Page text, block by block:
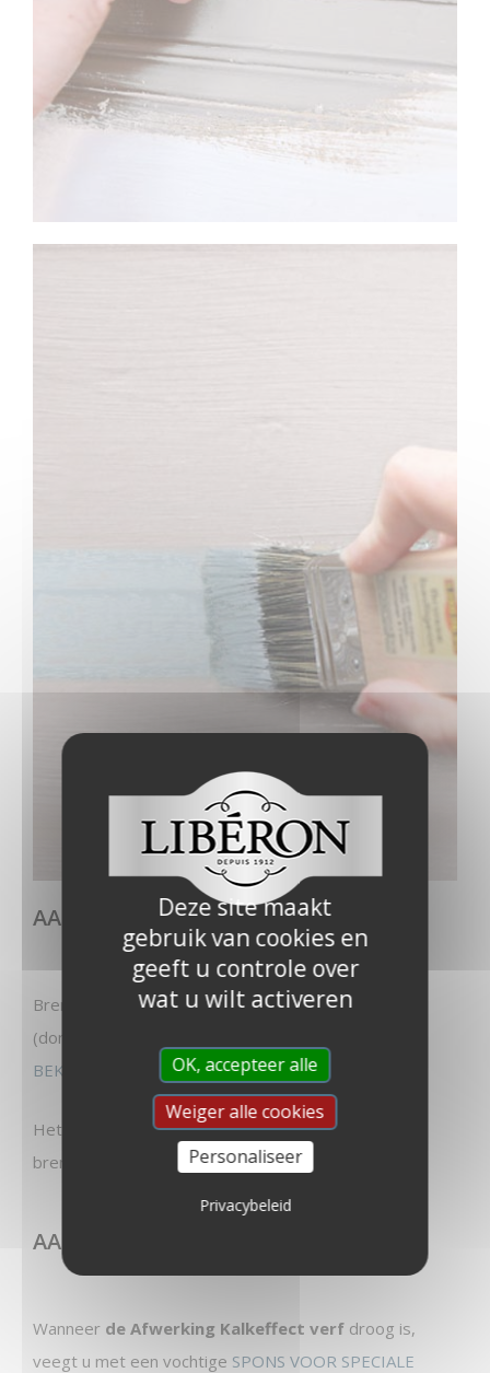
AANBRENGEN – Stap 2
Breng op het geverfde deel Afwerking Kalkeffect
(dominante kleur) aan met een
BEKLEDING
Het is niet nodig er een te dikke laag van aan te
brengen.
AANBRENGEN – Stap 3
Wanneer de Afwerking Kalkeffect verf droog is,
veegt u met een vochtige SPONS VOOR SPECIALE
Deze site maakt
gebruik van cookies en
geeft u controle over
wat u wilt activeren
OK, accepteer alle
Weiger alle cookies
Personaliseer
Privacybeleid